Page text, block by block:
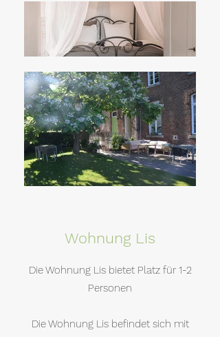
Wohnung Lis
Die Wohnung Lis bietet Platz für 1-2
Personen
Die Wohnung Lis befindet sich mit